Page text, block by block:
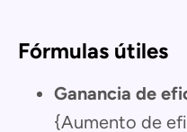
Fórmulas útiles
Ganancia de
{Aumento de